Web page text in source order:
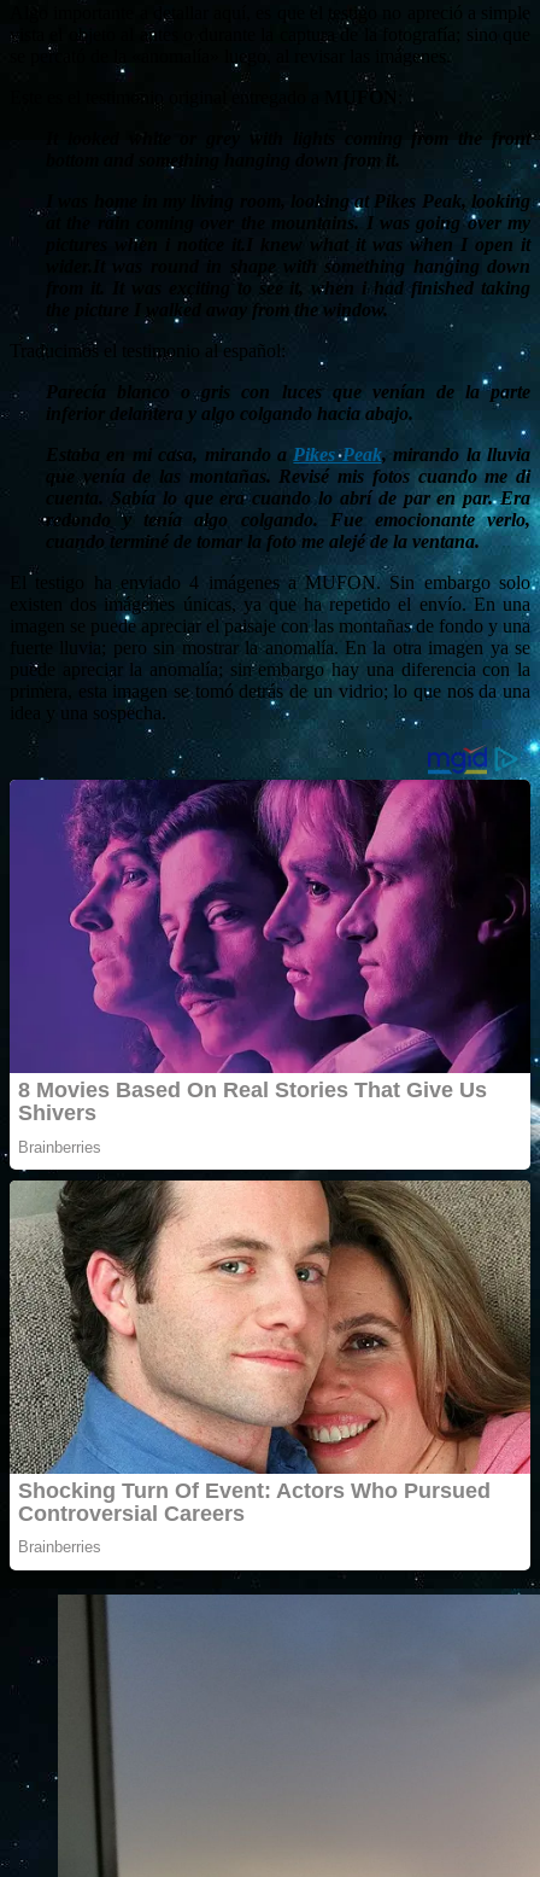
Algo importante a detallar aquí, es que el testigo no apreció a simple
vista el objeto al antes o durante la captura de la fotografía; sino que
se percató de la «anomalía» luego, al revisar las imágenes.
Este es el testimonio original entregado a
MUFON
It looked white or grey with lights coming from the front
bottom and something hanging down from it.
I was home in my living room, looking at Pikes Peak, looking
at the rain coming over the mountains. I was going over my
pictures when i notice it.I knew what it was when I open it
wider.It was round in shape with something hanging down
from it. It was exciting to see it, when i had finished taking
the picture I walked away from the window.
Traducimos el testimonio al español:
Parecía blanco o gris con luces que venían de la parte
inferior delantera y algo colgando hacia abajo.
Estaba en mi casa, mirando a Pikes Peak, mirando la lluvia
que venía de las montañas. Revisé mis fotos cuando me di
cuenta. Sabía lo que era cuando lo abrí de par en par. Era
redondo y tenía algo colgando. Fue emocionante verlo,
cuando terminé de tomar la foto me alejé de la ventana.
El testigo ha enviado 4 imágenes a MUFON. Sin embargo solo
existen dos imágenes únicas, ya que ha repetido el envío. En una
imagen se puede apreciar el paisaje con las montañas de fondo y una
fuerte lluvia; pero sin mostrar la anomalía. En la otra imagen ya se
puede apreciar la anomalía; sin embargo hay una diferencia con la
primera, esta imagen se tomó detrás de un vidrio; lo que nos da una
idea y una sospecha.